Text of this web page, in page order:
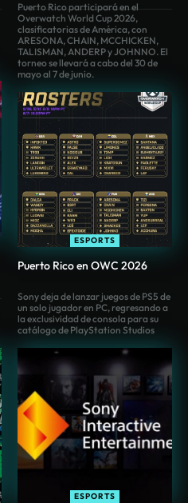
Puerto Rico participará en el
Overwatch World Cup 2026,
clasificatorias de América, con
ARESONA, CHAIN, MCCHICKEN,
TALISMAN, ANDERP y JOHNNO. El
torneo se llevará a cabo del 30 de
mayo al 7 de junio.
ESPORTS
Puerto Rico en OWC 2026
Sony deja de lanzar juegos de PS5 de
un solo jugador en PC, regresando a
la exclusividad de consola para su
catálogo de PlayStation Studios
ESPORTS